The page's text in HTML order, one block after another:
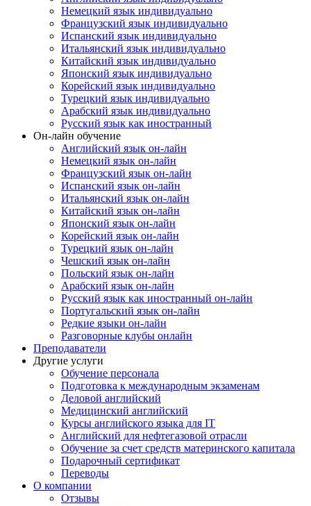
Немецкий язык индивидуально
Французский язык индивидуально
Испанский язык индивидуально
Итальянский язык индивидуально
Китайский язык индивидуально
Японский язык индивидуально
Корейский язык индивидуально
Турецкий язык индивидуально
Арабский язык индивидуально
Русский язык как иностранный
Он-лайн обучение
Английский язык он-лайн
Немецкий язык он-лайн
Французский язык он-лайн
Испанский язык он-лайн
Итальянский язык он-лайн
Китайский язык он-лайн
Японский язык он-лайн
Корейский язык он-лайн
Турецкий язык он-лайн
Чешский язык он-лайн
Польский язык он-лайн
Арабский язык он-лайн
Русский язык как иностранный он-лайн
Португальский язык он-лайн
Редкие языки он-лайн
Разговорные клубы онлайн
Преподаватели
Другие услуги
Обучение персонала
Подготовка к международным экзаменам
Деловой английский
Медицинский английский
Курсы английского языка для IT
Английский для нефтегазовой отрасли
Обучение за счет средств материнского капитала
Подарочный сертификат
Переводы
О компании
Отзывы